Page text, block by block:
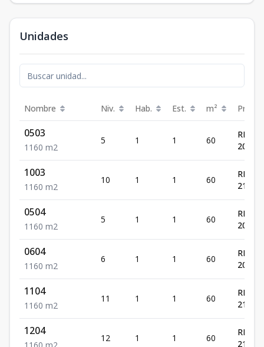
Unidades
Nombre Niv. Hab. Est. m² Precio
0503
1 1 60 m2
5 1 1 60
RD$
1003
1 1 60 m2
10 1 1 60
RD$
0504
1 1 60 m2
5 1 1 60
RD$
0604
1 1 60 m2
6 1 1 60
RD$
1104
1 1 60 m2
11 1 1 60
RD$
1204
12 1 1 60
RD$